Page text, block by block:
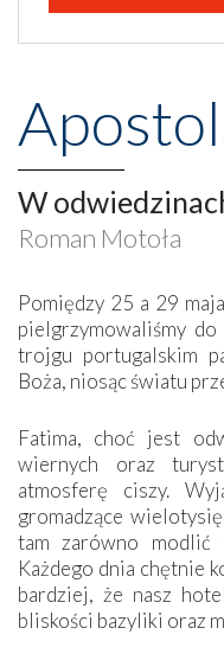
W
Roman Motoła
Pomiędzy 25 a 29
pielgrzymowaliśmy
trojgu portugalskim
Boża, niosąc światu
Fatima, choć jest
wiernych oraz
atmosferę ciszy.
gromadzące
tam zarówno modlić
Każdego dnia chętnie
bardziej, że nasz
bliskości bazyliki oraz